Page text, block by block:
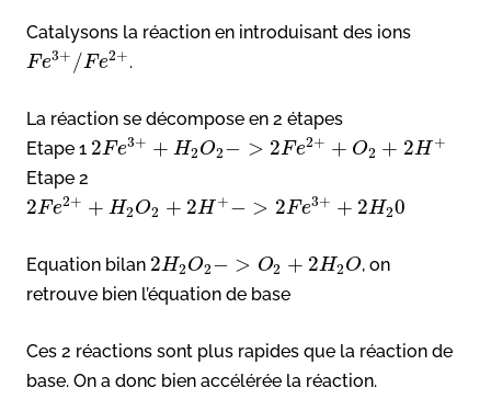
Catalysons la réaction en introduisant des ions
Fe3+ /Fe2+.
La réaction se décompose en 2 étapes
Etape 1 2Fe3+ + H2O2− > 2Fe2+ + O2 + 2H +
Etape 2
2Fe2+ + H2O2 + 2H +− > 2Fe3+ + 2H20
Equation bilan 2H2O2− > O2 + 2H2O, on
retrouve bien l’équation de base
Ces 2 réactions sont plus rapides que la réaction de
base. On a donc bien accélérée la réaction.